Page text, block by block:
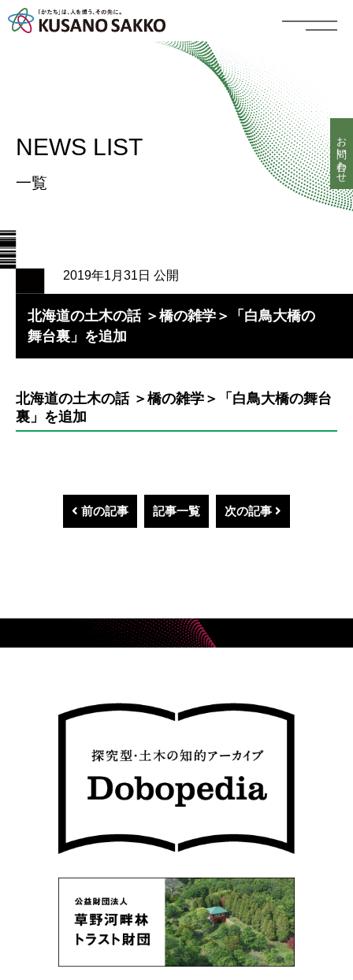
NEWS LIST
一覧
2019年1月31日 公開
北海道の土木の話 ＞橋の雑学＞「白鳥大橋の
舞台裏」を追加
北海道の土木の話 ＞橋の雑学＞「白鳥大橋の舞台
裏」を追加
前の記事 記事一覧 次の記事
お問い合わせ